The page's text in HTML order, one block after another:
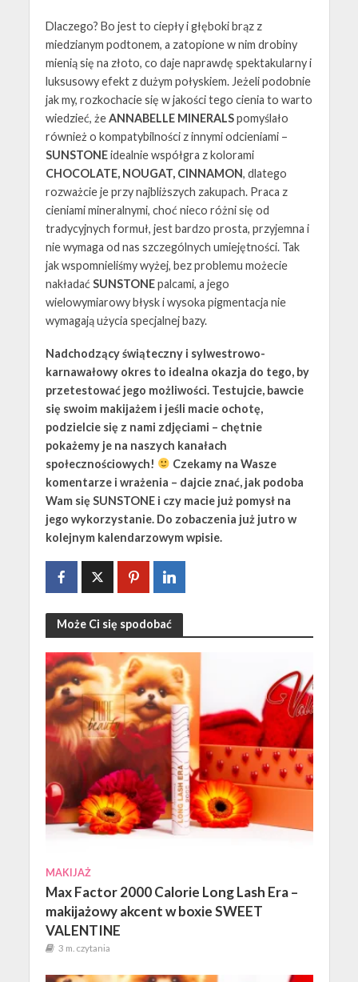
Dlaczego? Bo jest to ciepły i głęboki brąz z
miedzianym podtonem, a zatopione w nim drobiny
mienią się na złoto, co daje naprawdę spektakularny i
luksusowy efekt z dużym połyskiem. Jeżeli podobnie
jak my, rozkochacie się w jakości tego cienia to warto
wiedzieć, żeANNABELLE MINERALSpomyślało
również o kompatybilności z innymi odcieniami –
SUNSTONEidealnie współgra z kolorami
CHOCOLATE, NOUGAT, CINNAMON, dlatego
rozważcie je przy najbliższych zakupach. Praca z
cieniami mineralnymi, choć nieco różni się od
tradycyjnych formuł, jest bardzo prosta, przyjemna i
nie wymaga od nas szczególnych umiejętności. Tak
jak wspomnieliśmy wyżej, bez problemu możecie
nakładać SUNSTONEpalcami, a jego
wielowymiarowy błysk i wysoka pigmentacja nie
wymagają użycia specjalnej bazy.
Nadchodzący świąteczny i sylwestrowo-
karnawałowy okres to idealna okazja do tego, by
przetestować jego możliwości. Testujcie, bawcie
się swoim makijażem i jeśli macie ochotę,
podzielcie się z nami zdjęciami – chętnie
pokażemy je na naszych kanałach
społecznościowych!
Czekamy na Wasze
komentarze i wrażenia – dajcie znać, jak podoba
Wam się SUNSTONE i czy macie już pomysł na
jego wykorzystanie. Do zobaczenia już jutro w
kolejnym kalendarzowym wpisie.
Może Ci się spodobać
MAKIJAŻ
Max Factor 2000 Calorie Long Lash Era –
makijażowy akcent w boxie SWEET
VALENTINE
3 m. czytania